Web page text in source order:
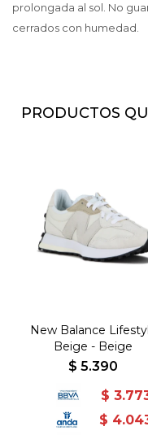
prolongada al sol. No
cerrados con humedad.
PRODUCTOS
New Balance
Beige - Beige
$ 5.390
$
$